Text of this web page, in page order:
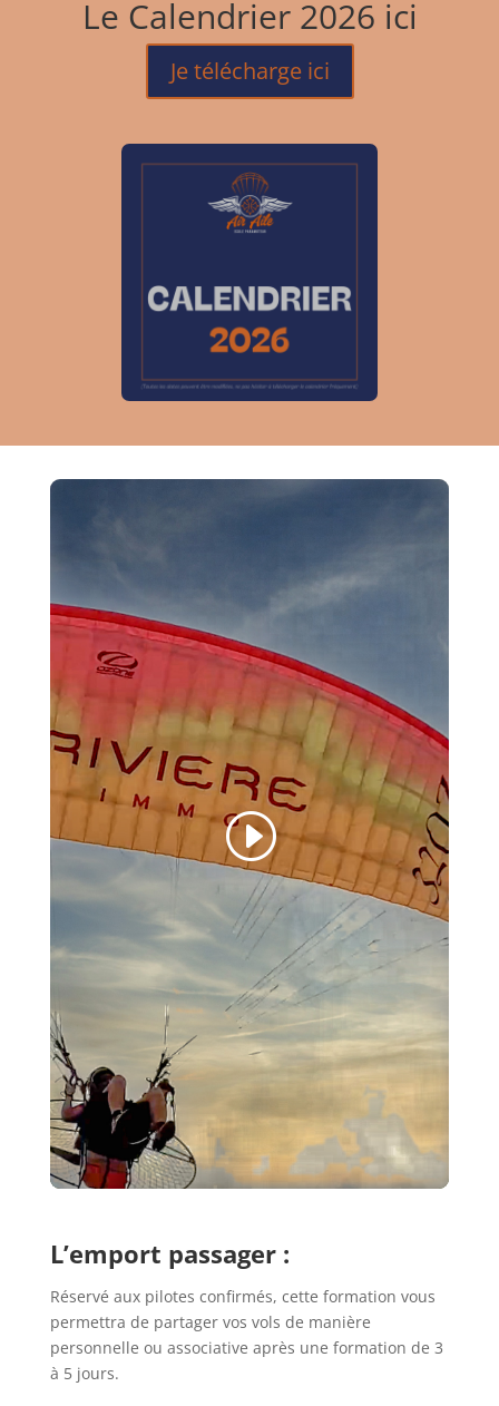
Le Calendrier 2026 ici
Je télécharge ici
L’emport passager :
Réservé aux pilotes confirmés, cette formation vous
permettra de partager vos vols de manière
personnelle ou associative après une formation de 3
à 5 jours.